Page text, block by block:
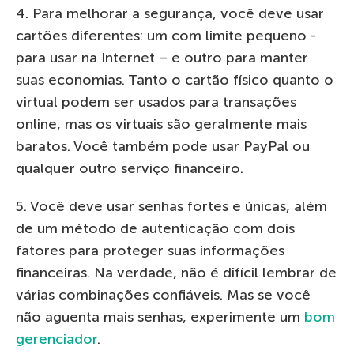
4. Para melhorar a segurança, você deve usar
cartões diferentes: um com limite pequeno -
para usar na Internet – e outro para manter
suas economias. Tanto o cartão físico quanto o
virtual podem ser usados para transações
online, mas os virtuais são geralmente mais
baratos. Você também pode usar PayPal ou
qualquer outro serviço financeiro.
5. Você deve usar senhas fortes e únicas, além
de um método de autenticação com dois
fatores para proteger suas informações
financeiras. Na verdade, não é difícil lembrar de
várias combinações confiáveis. Mas se você
não aguenta mais senhas, experimente um bom
gerenciador.